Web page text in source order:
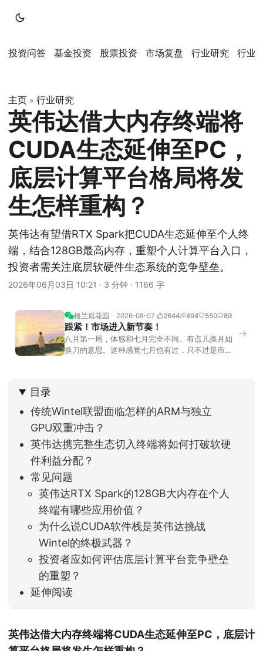
投资问答 基金投资 股票投资 市场复盘 行业研究 行业
主页 » 行业研究
英伟达借大内存终端将
CUDA生态延伸至PC，
底层计算平台格局将发
生怎样重构？
英伟达有望借RTX Spark把CUDA生态延伸至个人终
端，结合128GB最高内存，重塑个人计算平台入口，
投资者需关注底层软硬件生态系统的竞争壁垒。
2026年06月03日 10:21 · 3 分钟 · 1166 字
格兰后花园 2026-08-07 2644 494 550 89
跟紧！市场进入新节奏！
八月第一周，体感和七月完全不同。有点儿换月如
换刀的意思。这种感觉七月也有过，只不过是市场
家感受到了春天般的暖风。指数涨了百点，交易额
回暖到2
→
目录
传统Wintel联盟面临怎样的ARM与独立
GPU双重冲击？
英伟达携完整生态切入终端将如何打破软硬
件利益分配？
常见问题
英伟达RTX Spark的128GB大内存在个人
终端有哪些应用价值？
为什么说CUDA软件栈是英伟达挑战
Wintel的终极武器？
投资者应如何评估底层计算平台竞争壁垒
的重塑？
延伸阅读
英伟达借大内存终端将CUDA生态延伸至PC，底层计